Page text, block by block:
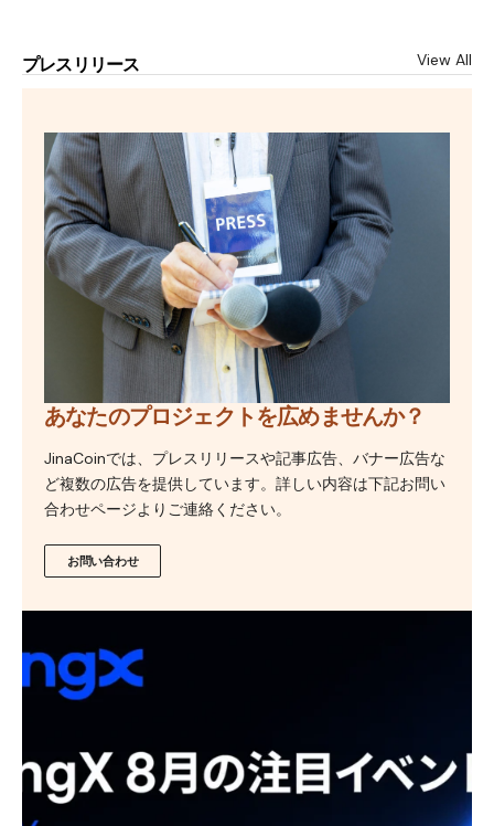
プレスリリース View All
あなたのプロジェクトを広めませんか？
JinaCoinでは、プレスリリースや記事広告、バナー広告な
ど複数の広告を提供しています。詳しい内容は下記お問い
合わせページよりご連絡ください。
お問い合わせ